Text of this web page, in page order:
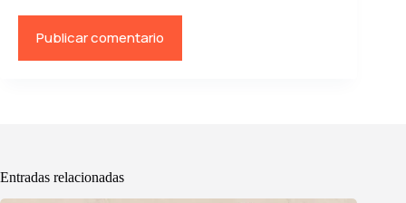
Publicar comentario
Entradas relacionadas